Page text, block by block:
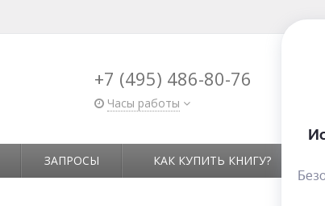
+7 (495) 486-80-76
Часы работы
ЗАПРОСЫ КАК КУПИТЬ КНИГУ?